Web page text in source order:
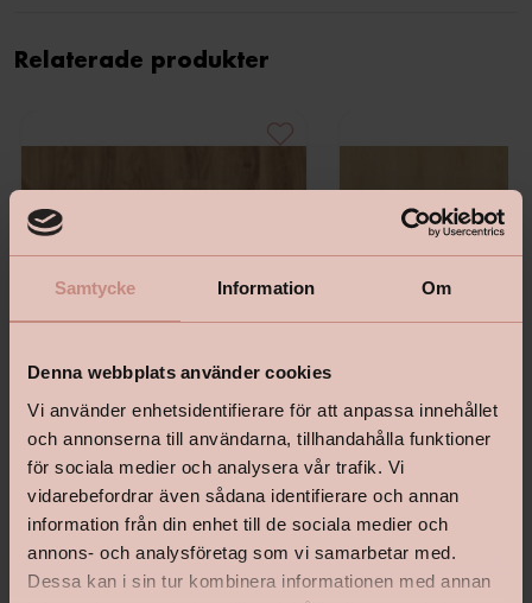
Samtycke Information Om
Denna webbplats använder cookies
Vi använder enhetsidentifierare för att anpassa innehållet
och annonserna till användarna, tillhandahålla funktioner
för sociala medier och analysera vår trafik. Vi
vidarebefordrar även sådana identifierare och annan
information från din enhet till de sociala medier och
annons- och analysföretag som vi samarbetar med.
Dessa kan i sin tur kombinera informationen med annan
Relaterade produkter
iD Inspiration Click Solid 55 - English
Oak Natural
Highland Oak Light